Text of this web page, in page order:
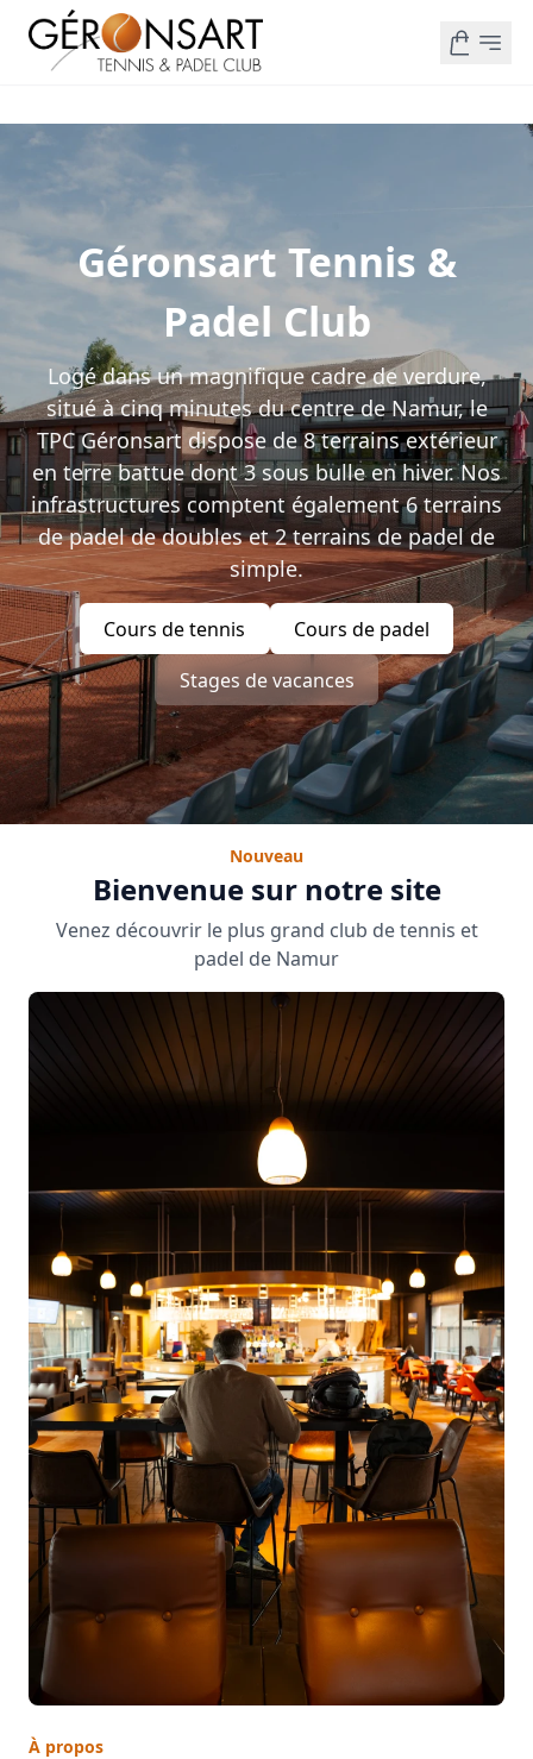
Géronsart Tennis &
Padel Club
Logé dans un magnifique cadre de verdure,
situé à cinq minutes du centre de Namur, le
TPC Géronsart dispose de 8 terrains extérieur
en terre battue dont 3 sous bulle en hiver. Nos
infrastructures comptent également 6 terrains
de padel de doubles et 2 terrains de padel de
simple.
Cours de tennis
Cours de padel
Stages de vacances
Nouveau
Bienvenue sur notre site
Venez découvrir le plus grand club de tennis et
padel de Namur
À propos